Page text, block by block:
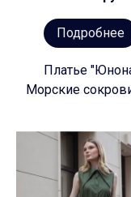
Подробнее
Платье
Морские